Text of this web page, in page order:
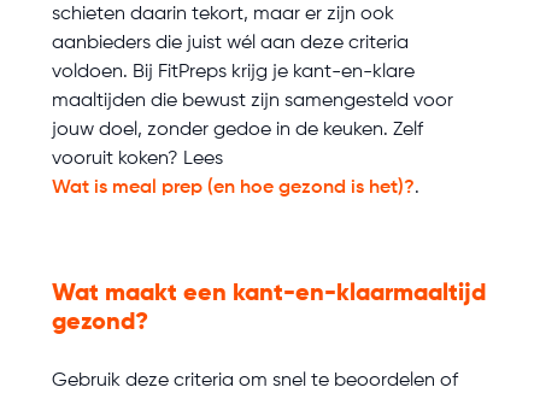
schieten daarin tekort, maar er zijn ook
aanbieders die juist wél aan deze criteria
voldoen. Bij FitPreps krijg je kant-en-klare
maaltijden die bewust zijn samengesteld voor
jouw doel, zonder gedoe in de keuken. Zelf
vooruit koken? Lees
Wat is meal prep (en hoe gezond is het)?.
Wat maakt een kant-en-klaarmaaltijd
gezond?
Gebruik deze criteria om snel te beoordelen of